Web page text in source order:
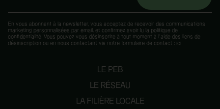
En vous abonnant à la newsletter, vous acceptez de recevoir des communications
marketing personnalisées par email, et confirmez avoir lu la politique de
confidentialité . Vous pouvez vous désinscrire à tout moment à l’aide des liens de
désinscription ou en nous contactant via notre formulaire de contact : ici
LE PEB
LE RÉSEAU
LA FILIÈRE LOCALE